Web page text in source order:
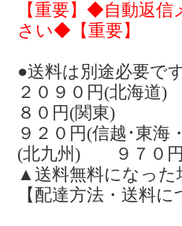
【重要】◆自動返
さい◆【重要】
●送料は別途必要で
２０９０円(北海
８０円(関東)
９２０円(信越･東
(北九州) ９７０
▲送料無料になった
【配達方法・送料